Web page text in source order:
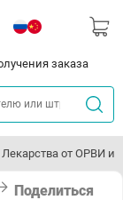
заказа
Лекарства от ОРВИ и
Поделиться